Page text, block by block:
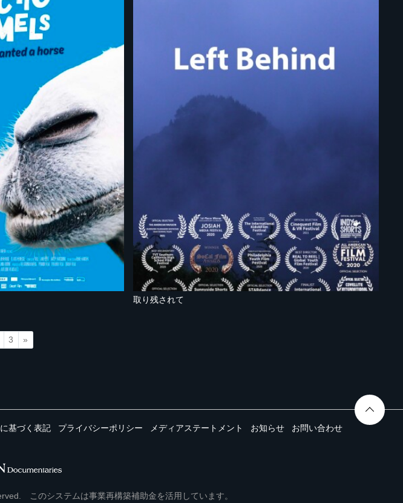
取り残されて
3 »
基づく表記 プライバシーポリシー メディアステートメント お知らせ お問い合わせ
このシステムは事業再構築補助金を活用しています。